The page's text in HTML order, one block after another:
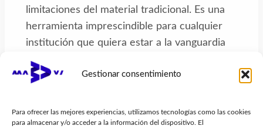
Gestionar consentimiento
Para ofrecer las mejores experiencias, utilizamos tecnologías como las cookies
para almacenar y/o acceder a la información del dispositivo. El
limitaciones del material tradicional. Es una
herramienta imprescindible para cualquier
institución que quiera estar a la vanguardia
de la educación médica.
UITS